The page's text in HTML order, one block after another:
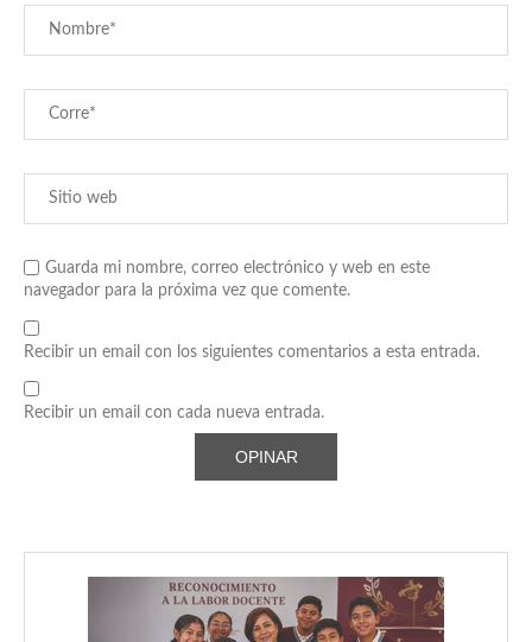
Guarda mi nombre, correo electrónico y web en este
navegador para la próxima vez que comente.
Recibir un email con los siguientes comentarios a esta entrada.
Recibir un email con cada nueva entrada.